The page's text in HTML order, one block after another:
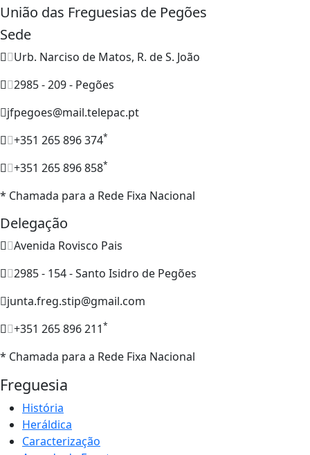
União das Freguesias de Pegões
Sede
Urb. Narciso de Matos, R. de S. João
2985 - 209 - Pegões
jfpegoes@mail.telepac.pt
+351 265 896 374*
+351 265 896 858*
* Chamada para a Rede Fixa Nacional
Delegação
Avenida Rovisco Pais
2985 - 154 - Santo Isidro de Pegões
junta.freg.stip@gmail.com
+351 265 896 211*
* Chamada para a Rede Fixa Nacional
Freguesia
História
Heráldica
Caracterização